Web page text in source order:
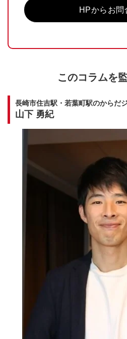
HPからお問
このコラムを
長崎市住吉駅・若葉町駅のからだ
山下 勇紀